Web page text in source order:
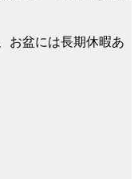
お盆には長期休暇あ